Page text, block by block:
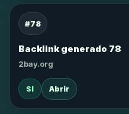
#78
Backlink generado 78
2bay.org
SI Abrir